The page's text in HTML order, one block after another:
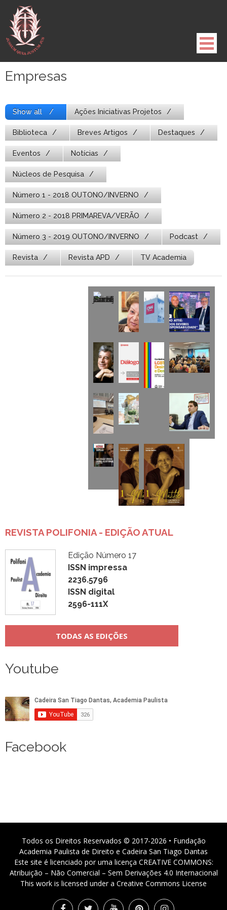
para
conteúdo
Empresas
Show all Ações Iniciativas Projetos
Biblioteca Breves Artigos Destaques
Eventos Notícias
Núcleos de Pesquisa
Número 1 - 2018 OUTONO/INVERNO
Número 2 - 2018 PRIMAREVA/VERÃO
Número 3 - 2019 OUTONO/INVERNO Podcast
Revista Revista APD TV Academia
REVISTA POLIFONIA - EDIÇÃO ATUAL
Edição Número 17
ISSN impressa
2236.5796
ISSN digital
2596-111X
TODAS AS EDIÇÕES
Youtube
Facebook
Todos os Direitos Reservados © 2017-2026 • Fundação
Academia Paulista de Direito e Cadeira San Tiago Dantas
Este site é licenciado por uma licença CREATIVE COMMONS:
Atribuição – Não Comercial – Sem Derivações 4.0 Internacional
This work is licensed under a Creative Commons License